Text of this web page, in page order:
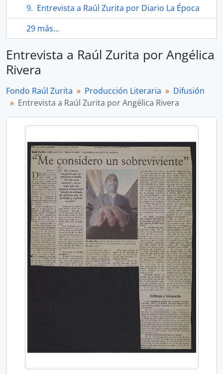
Entrevista a Raúl Zurita por Diario La Época
29 más...
Entrevista a Raúl Zurita por Angélica
Rivera
Fondo Raúl Zurita Producción Literaria
Difusión
Entrevista a Raúl Zurita por Angélica Rivera